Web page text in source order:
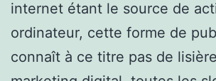
internet étant le source de
ordinateur, cette forme de
connaît à ce titre pas de